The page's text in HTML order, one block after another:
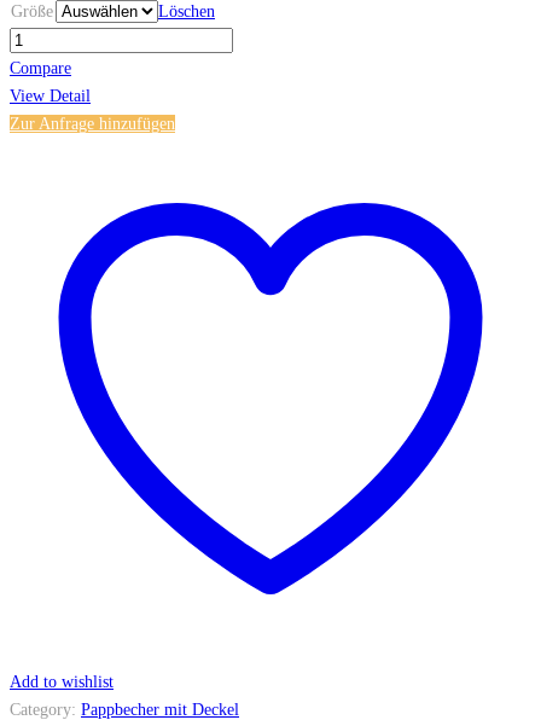
Größe
Löschen
Pappbecher
Premium
quantity
Compare
View Detail
Zur Anfrage hinzufügen
Add to wishlist
Category: Pappbecher mit Deckel